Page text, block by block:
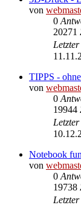
von
0
20271
TIPPS -
von
0
19944
Notebook
von
0
19738